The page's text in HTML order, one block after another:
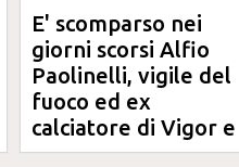
E' scomparso nei
giorni scorsi Alfio
Paolinelli, vigile del
fuoco ed ex
calciatore di Vigor e
Jesina